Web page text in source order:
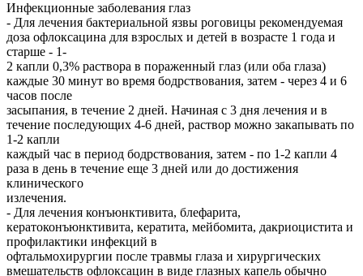
Инфекционные заболевания глаз
- Для лечения бактериальной язвы роговицы рекомендуемая
доза офлоксацина для взрослых и детей в возрасте 1 года и
старше - 1-
2 капли 0,3% раствора в пораженный глаз (или оба глаза)
каждые 30 минут во время бодрствования, затем - через 4 и 6
часов после
засыпания, в течение 2 дней. Начиная с 3 дня лечения и в
течение последующих 4-6 дней, раствор можно закапывать по
1-2 капли
каждый час в период бодрствования, затем - по 1-2 капли 4
раза в день в течение еще 3 дней или до достижения
клинического
излечения.
- Для лечения конъюнктивита, блефарита,
кератоконъюнктивита, кератита, мейбомита, дакриоцистита и
профилактики инфекций в
офтальмохирургии после травмы глаза и хирургических
вмешательств офлоксацин в виде глазных капель обычно